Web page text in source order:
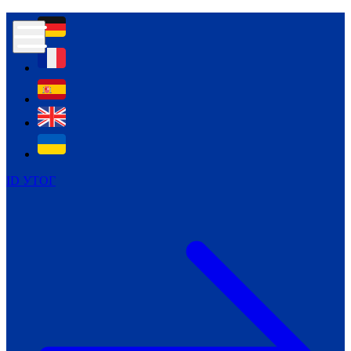
ID УТОГ
Контур психологічної безпеки глухих
Всеукраїнський пісенний
челендж «Україно, ти є!»
Молодіжний челендж «Жестова
мова для мене – це…»
Репортажі спеціальних та
інклюзивних начальних закладів